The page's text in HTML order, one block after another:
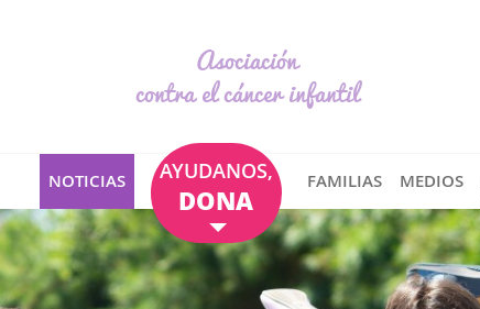
Asociación
contra el cáncer infantil
NOTICIAS AYUDANOS,
DONA
FAMILIAS MEDIOS